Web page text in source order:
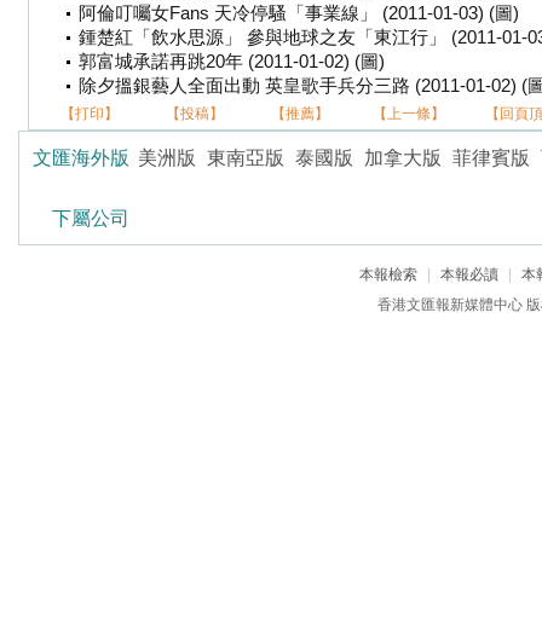
阿倫叮囑女Fans 天冷停騷「事業線」 (2011-01-03) (圖)
鍾楚紅「飲水思源」 參與地球之友「東江行」 (2011-01-
郭富城承諾再跳20年 (2011-01-02) (圖)
除夕搵銀藝人全面出動 英皇歌手兵分三路 (2011-01-02) (
【打印】 【投稿】 【推薦】 【上一條】 【回頁
文匯海外版 美洲版 東南亞版 泰國版 加拿大版 菲律賓版
下屬公司
本報檢索 本報必讀
本
香港文匯報新媒體中心